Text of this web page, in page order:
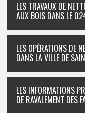
LES TRAVAUX DE
AUX BOIS DANS LE
LES OPÉRATIONS DE
DANS LA VILLE DE
LES INFORMATIONS
DE RAVALEMENT DES